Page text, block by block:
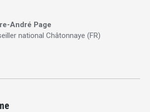
André Page
national Châtonnaye (FR)